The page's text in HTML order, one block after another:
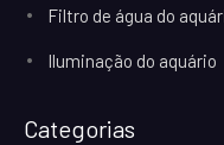
Filtro de água do
Iluminação do aquário
Categorias